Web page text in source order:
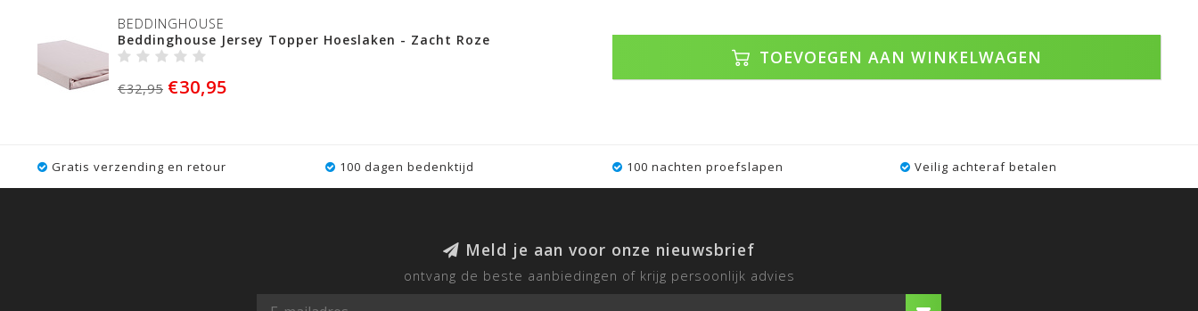
BEDDINGHOUSE
Beddinghouse Jersey Topper Hoeslaken - Zacht Roze
€32,95 €30,95
TOEVOEGEN AAN WINKELWAGEN
Gratis verzending en retour 100 dagen bedenktijd 100 nachten proefslapen Veilig achteraf betalen
Meld je aan voor onze nieuwsbrief
ontvang de beste aanbiedingen of krijg persoonlijk advies